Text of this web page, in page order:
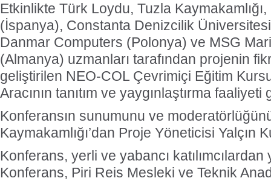
Etkinlikte Türk Loydu, Tuzla
(İspanya), Constanta Denizcilik
Danmar Computers (Polonya) ve MSG
(Almanya) uzmanları tarafından projenin
geliştirilen NEO-COL Çevrimiçi Eğitim
Aracının tanıtım ve yaygınlaştırma
Konferansın sunumunu ve
Kaymakamlığı’dan Proje Yöneticisi Yalçın
Konferans, yerli ve yabancı
Konferans, Piri Reis Mesleki ve Teknik